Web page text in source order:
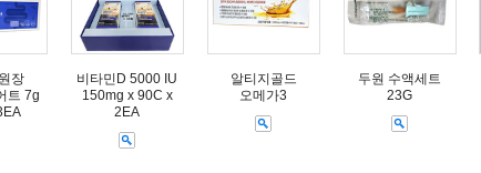
장
트 7g
비타민D 5000 IU
150mg x 90C x
2EA
알티지골드
오메가3
두원 수액세트
23G